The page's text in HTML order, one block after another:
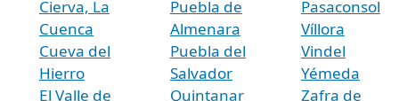
Cierva, La
Cuenca
Cueva del
Hierro
El Valle de
Puebla de
Almenara
Puebla del
Salvador
Quintanar
Pasaconsol
Víllora
Vindel
Yémeda
Zafra de